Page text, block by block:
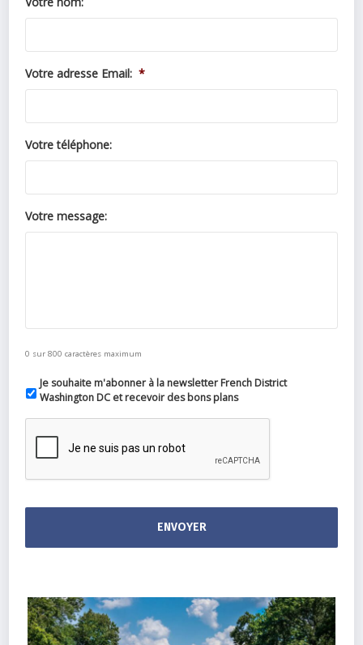
Votre adresse Email: *
Votre téléphone:
Votre message:
0 sur 800 caractères maximum
Je souhaite m'abonner à la newsletter French District
Washington DC et recevoir des bons plans